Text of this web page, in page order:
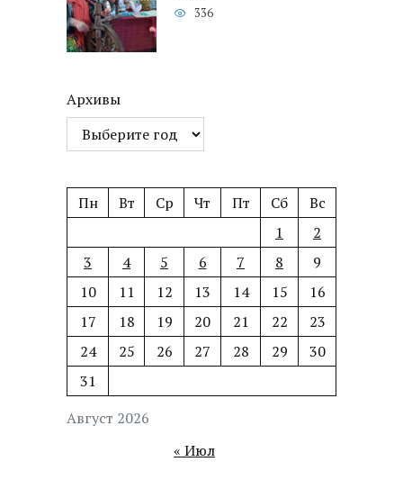
336
Архивы
Август 2026
Пн Вт Ср Чт Пт Сб
Вс
1
2
3
4 5 6 7 8
9
10
11 12 13 14 15
16
17
18 19 20 21 22
23
24
25 26 27 28 29
30
31
« Июл